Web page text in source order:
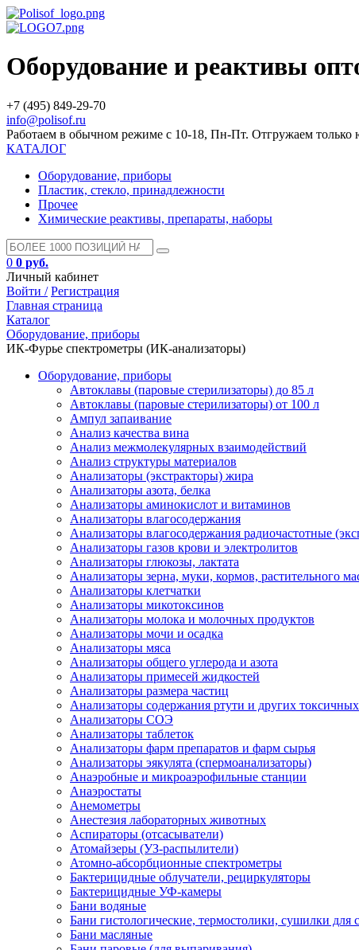
Оборудование и реактивы
+7 (495) 849-29-70
info@polisof.ru
Работаем в обычном режиме с 10-18, Пн-Пт. Отгружаем
КАТАЛОГ
Оборудование, приборы
Пластик, стекло, принадлежности
Прочее
Химические реактивы, препараты, наборы
0 0 руб.
Личный кабинет
Войти / Регистрация
Главная страница
Каталог
Оборудование, приборы
ИК-Фурье спектрометры (ИК-анализаторы)
Оборудование, приборы
Автоклавы (паровые стерилизаторы) до 85 л
Автоклавы (паровые стерилизаторы) от 100 л
Ампул запаивание
Анализ качества вина
Анализ межмолекулярных взаимодействий
Анализ структуры материалов
Анализаторы (экстракторы) жира
Анализаторы азота, белка
Анализаторы аминокислот и витаминов
Анализаторы влагосодержания
Анализаторы влагосодержания радиочастотные
Анализаторы газов крови и электролитов
Анализаторы глюкозы, лактата
Анализаторы зерна, муки, кормов, растительного
Анализаторы клетчатки
Анализаторы микотоксинов
Анализаторы молока и молочных продуктов
Анализаторы мочи и осадка
Анализаторы мяса
Анализаторы общего углерода и азота
Анализаторы примесей жидкостей
Анализаторы размера частиц
Анализаторы содержания ртути и других
Анализаторы СОЭ
Анализаторы таблеток
Анализаторы фарм препаратов и фарм сырья
Анализаторы эякулята (спермоанализаторы)
Анаэробные и микроаэрофильные станции
Анаэростаты
Анемометры
Анестезия лабораторных животных
Аспираторы (отсасыватели)
Атомайзеры (УЗ-распылители)
Атомно-абсорбционные спектрометры
Бактерицидные облучатели, рециркуляторы
Бактерицидные УФ-камеры
Бани водяные
Бани гистологические, термостолики, сушилки для
Бани масляные